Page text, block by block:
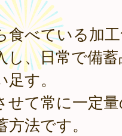
食べている加
し、日常で備
す。
せて常に一定
法です。